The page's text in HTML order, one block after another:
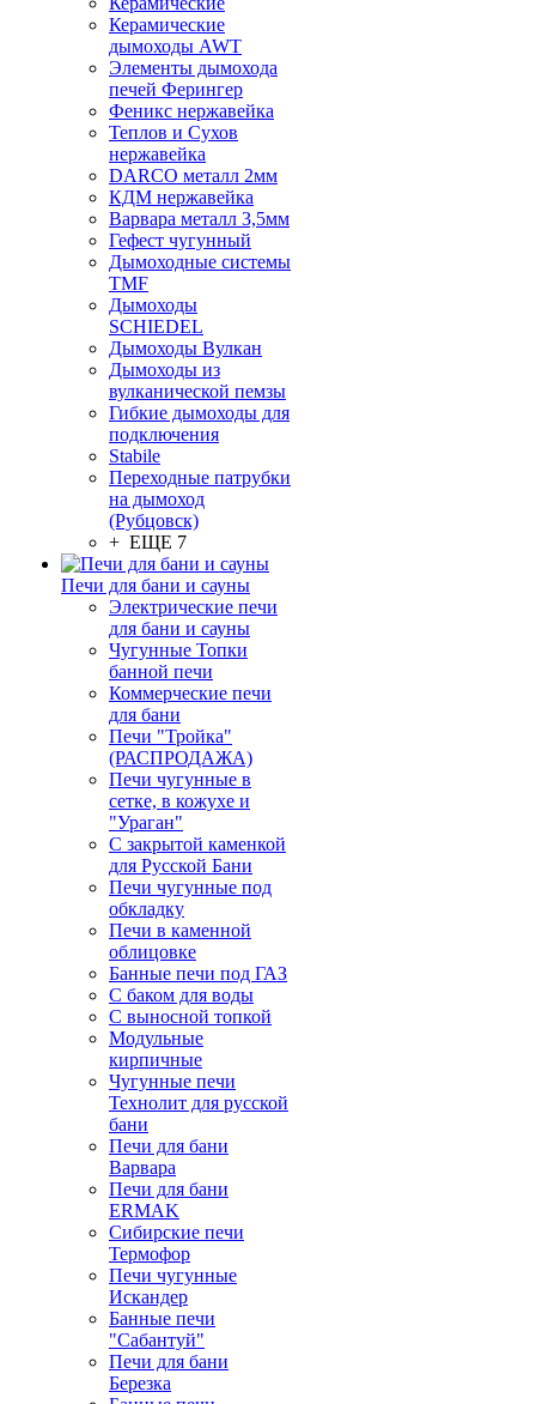
Керамические
дымоходы AWT
Элементы дымохода
печей Ферингер
Феникс нержавейка
Теплов и Сухов
нержавейка
DARCO металл 2мм
КДМ нержавейка
Варвара металл 3,5мм
Гефест чугунный
Дымоходные системы
TMF
Дымоходы
SCHIEDEL
Дымоходы Вулкан
Дымоходы из
вулканической пемзы
Гибкие дымоходы для
подключения
Stabile
Переходные патрубки
на дымоход
(Рубцовск)
+ ЕЩЕ 7
Печи для бани и сауны
Электрические печи
для бани и сауны
Чугунные Топки
банной печи
Коммерческие печи
для бани
Печи "Тройка"
(РАСПРОДАЖА)
Печи чугунные в
сетке, в кожухе и
"Ураган"
С закрытой каменкой
для Русской Бани
Печи чугунные под
обкладку
Печи в каменной
облицовке
Банные печи под ГАЗ
С баком для воды
С выносной топкой
Модульные
кирпичные
Чугунные печи
Технолит для русской
бани
Печи для бани
Варвара
Печи для бани
ERMAK
Сибирские печи
Термофор
Печи чугунные
Искандер
Банные печи
"Сабантуй"
Печи для бани
Березка